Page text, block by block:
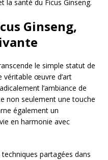
la santé du Ficus Ginseng.
Ginseng,
le simple statut de
véritable œuvre d’art
l’ambiance de
non seulement une touche
également un
en harmonie avec
partagées dans